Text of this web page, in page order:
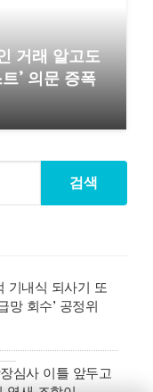
거래 알고도
’ 의문 증폭
기내식 되사기 또
망 회수’ 공정위
심사 이틀 앞두고